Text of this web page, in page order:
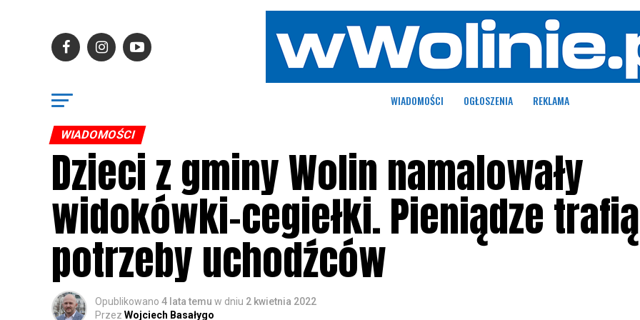
WIADOMOŚCI OGŁOSZENIA REKLAMA
WIADOMOŚCI
Dzieci z gminy Wolin namalowały
widokówki-cegiełki. Pieniądze
potrzeby uchodźców
Opublikowano 4 lata temu w dniu 2 kwietnia 2022
Przez Wojciech Basałygo